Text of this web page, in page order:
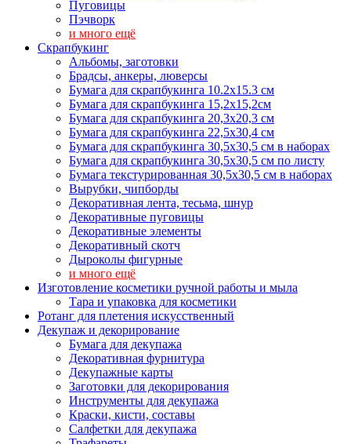
Пуговицы
Пэчворк
и много ещё
Скрапбукинг
Альбомы, заготовки
Брадсы, анкеры, люверсы
Бумага для скрапбукинга 10.2х15.3 см
Бумага для скрапбукинга 15,2х15,2см
Бумага для скрапбукинга 20,3х20,3 см
Бумага для скрапбукинга 22,5х30,4 см
Бумага для скрапбукинга 30,5х30,5 см в наборах
Бумага для скрапбукинга 30,5х30,5 см по листу
Бумага текстурированная 30,5х30,5 см в наборах
Вырубки, чипборды
Декоративная лента, тесьма, шнур
Декоративные пуговицы
Декоративные элементы
Декоративный скотч
Дыроколы фигурные
и много ещё
Изготовление косметики ручной работы и мыла
Тара и упаковка для косметики
Ротанг для плетения искусственный
Декупаж и декорирование
Бумага для декупажа
Декоративная фурнитура
Декупажные карты
Заготовки для декорирования
Инструменты для декупажа
Краски, кисти, составы
Салфетки для декупажа